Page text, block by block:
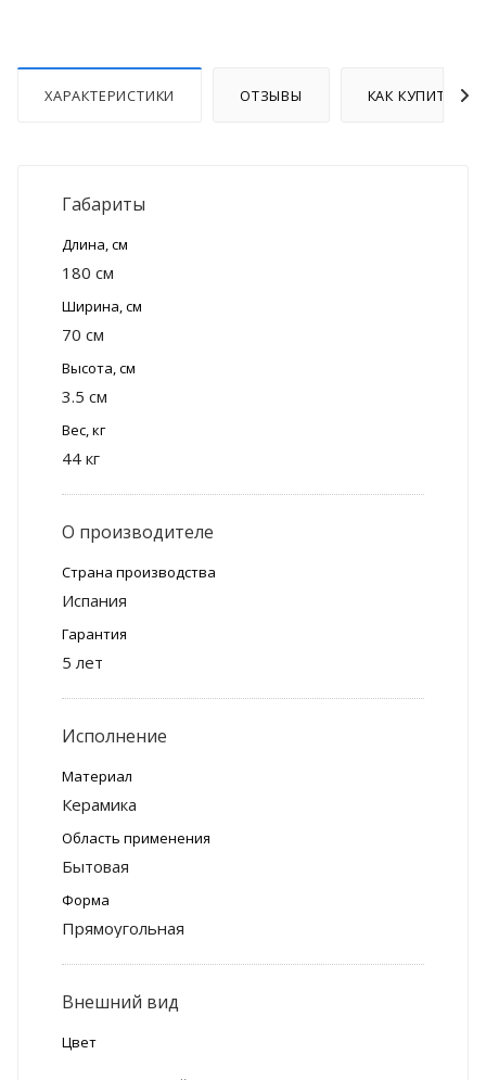
ХАРАКТЕРИСТИКИ ОТЗЫВЫ КАК КУПИТЬ
Габариты
Длина, см
180 см
Ширина, см
70 см
Высота, см
3.5 см
Вес, кг
44 кг
О производителе
Страна производства
Испания
Гарантия
5 лет
Исполнение
Материал
Керамика
Область применения
Бытовая
Форма
Прямоугольная
Внешний вид
Цвет